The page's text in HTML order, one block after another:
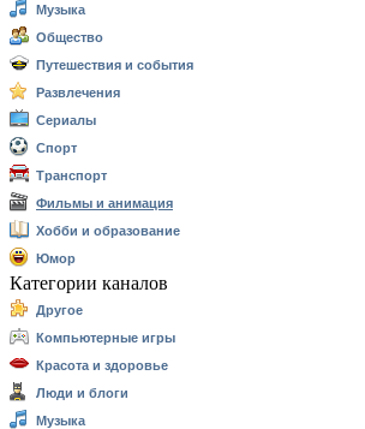
Музыка
Общество
Путешествия и события
Развлечения
Сериалы
Спорт
Транспорт
Фильмы и анимация
Хобби и образование
Юмор
Категории каналов
Другое
Компьютерные игры
Красота и здоровье
Люди и блоги
Музыка